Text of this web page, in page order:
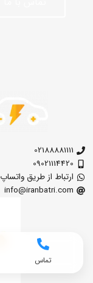
تماس
02188881111
09021114420
ارتباط از طریق واتساپ
info@iranbatri.com